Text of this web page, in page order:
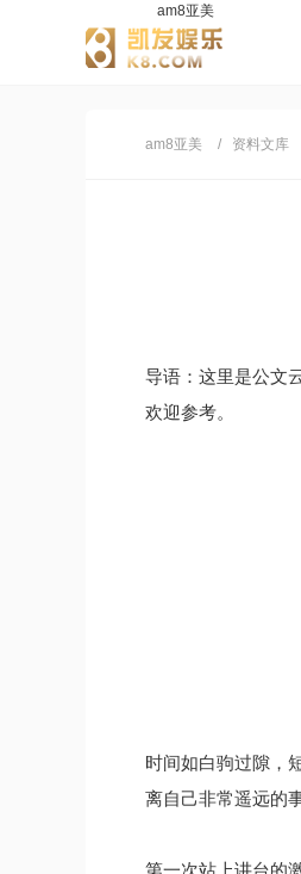
am8亚美
am8亚美 资料文库
导语：这里是公文
欢迎参考。
时间如白驹过隙，
离自己非常遥远的